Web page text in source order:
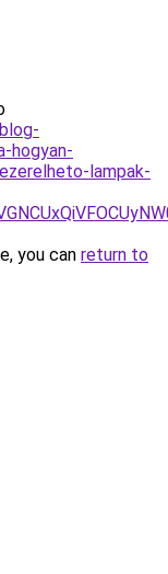
hogyan-
lampak-
you can return to